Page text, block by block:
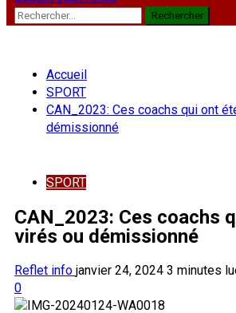
Rechercher :
Accueil
SPORT
CAN_2023: Ces coachs qui ont
démissionné
SPORT
CAN_2023: Ces coachs
virés ou démissionné
Reflet info janvier 24, 2024 3 minutes
0